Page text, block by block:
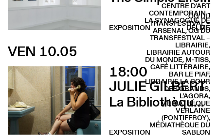
CENTRE D'ART
CONTEMPORAIN -
LA SYNAGOGUE DE
DELME
EXPOSITION
VEN 10.05
18:00
JULIE GILBERT
La Bibliothèque sonore des femmes (Vernissage)
QG DU
TRANSFESTIVAL –
ARSENAL, QG DU
TRANSFESTIVAL –
LIBRAIRIE,
LIBRAIRIE AUTOUR
DU MONDE, M-TISS,
CAFÉ LITTÉRAIRE,
BAR LE PIAF,
LIBRAIRIE LA COUR
DES GRANDS,
L’AGORA,
MÉDIATHÈQUE
VERLAINE
(PONTIFFROY),
MÉDIATHÈQUE DU
SABLON
EXPOSITION